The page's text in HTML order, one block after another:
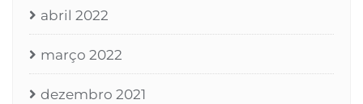
abril 2022
março 2022
dezembro 2021